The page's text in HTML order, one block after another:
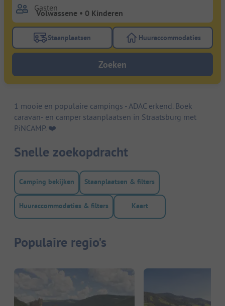
Gasten
Gebruik de filterknop staanplaatsen om te zoeken
Staanplaatsen Gebruik de
Huuraccommodaties
Zoeken
1 mooie en populaire campings - ADAC erkend. Boek
caravan- en camper staanplaatsen in Straatsburg met
PiNCAMP. ❤️️
Snelle zoekopdracht
Camping bekijken Staanplaatsen & filters
Huuraccommodaties & filters Kaart
Populaire regio's